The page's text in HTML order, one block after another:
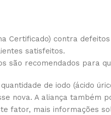
Certificado) contra
satisfeitos.
são recomendados para
de iodo (ácido
nova. A aliança também
fator, mais informações